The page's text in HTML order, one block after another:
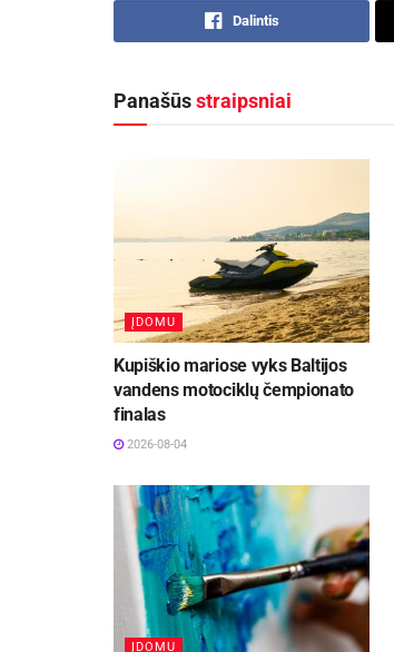
Dalintis
Panašūsstraipsniai
ĮDOMU
Kupiškio mariose vyks Baltijos
vandens motociklų čempionato
finalas
2026-08-04
ĮDOMU